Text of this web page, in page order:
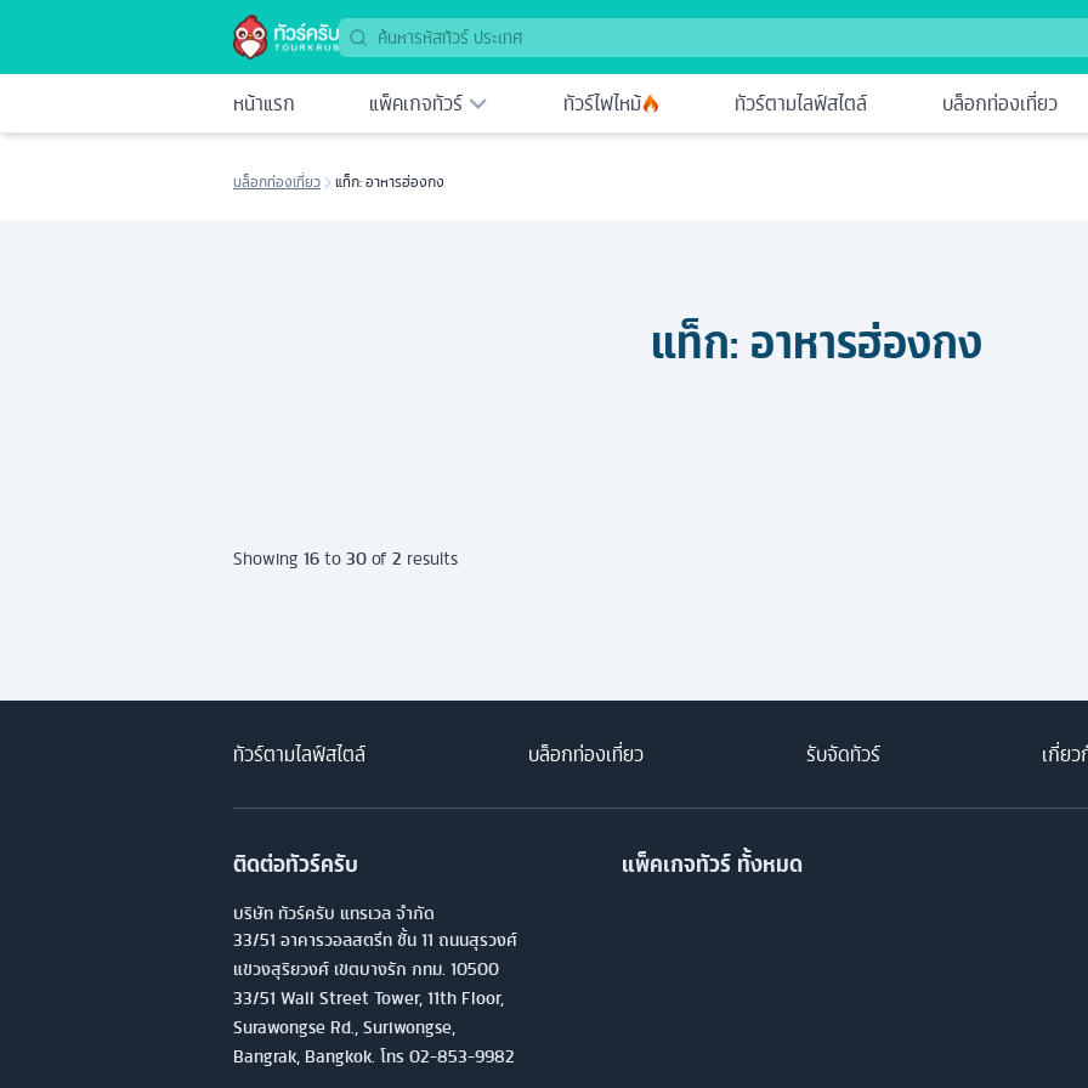
หน้าแรก แพ็คเกจทัวร์ ทัวร์ไฟไหม้ ทัวร์ตามไลฟ์สไตล์ บล็อกท่องเที่ยว
บล็อกท่องเที่ยว แท็ก: อาหารฮ่องกง
แท็ก: อาหารฮ่องกง
Showing 16to30of 2 results
ทัวร์ตามไลฟ์สไตล์ บล็อกท่องเที่ยว รับจัดทัวร์ เกี่ยว
ติดต่อทัวร์ครับ
บริษัท ทัวร์ครับ แทรเวล จำกัด
33/51 อาคารวอลสตรีท ชั้น 11 ถนนสุรวงศ์
แขวงสุริยวงศ์ เขตบางรัก กทม. 10500
33/51 Wall Street Tower, 11th Floor,
Surawongse Rd., Suriwongse,
Bangrak, Bangkok. โทร 02-853-9982
แพ็คเกจทัวร์ ทั้งหมด